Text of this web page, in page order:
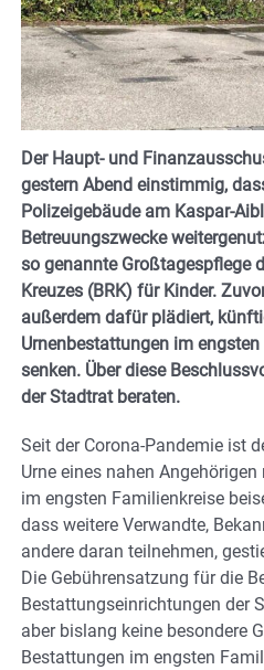
Der Haupt- und
gestern Abend einstimmig,
Polizeigebäude am Kaspar-
Betreuungszwecke
so genannte Großtagespflege
Kreuzes (BRK) für Kinder.
außerdem dafür plädiert,
Urnenbestattungen im
senken. Über diese
der Stadtrat beraten.
Seit der Corona-Pandemie ist
Urne eines nahen
im engsten Familienkreise
dass weitere Verwandte,
andere daran teilnehmen,
Die Gebührensatzung für die
Bestattungseinrichtungen der
aber bislang keine besondere
Bestattungen im engsten